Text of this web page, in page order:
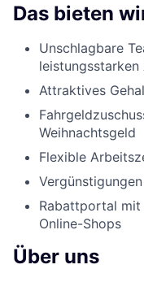
Das bieten
Unschlagbare
Attraktives
Weihnachtsgeld
Flexible
Rabattportal mit
Online-Shops
Über uns